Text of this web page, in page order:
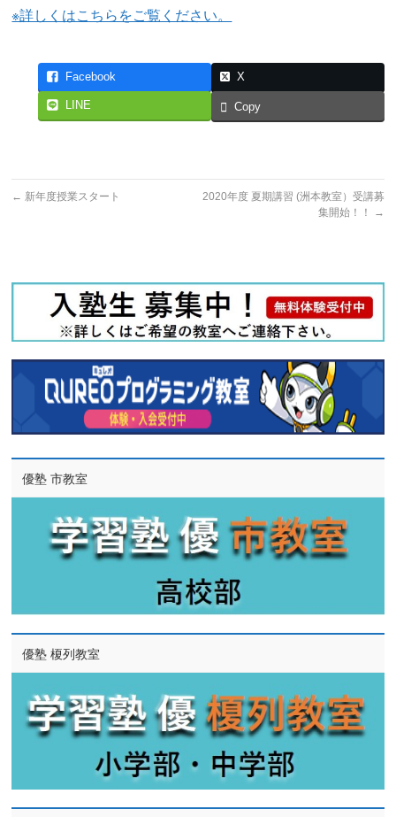
※詳しくはこちらをご覧ください。
Facebook X
LINE Copy
← 新年度授業スタート
2020年度 夏期講習 (洲本教室）受講募
集開始！！
→
優塾 市教室
優塾 榎列教室